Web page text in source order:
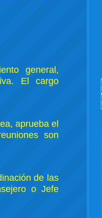
general,
El cargo
aprueba el
son
de las
o Jefe